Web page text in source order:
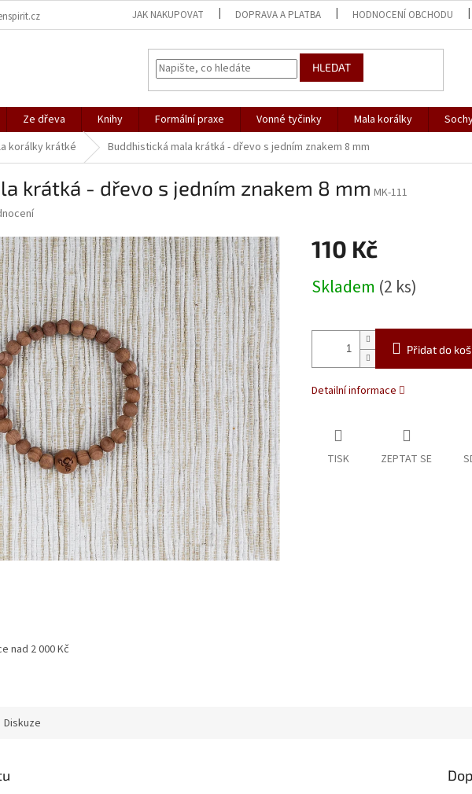
JAK NAKUPOVAT DOPRAVA A PLATBA HODNOCENÍ OBCHODU
HLEDAT
Ze dřeva Knihy Formální praxe Vonné tyčinky Mala korálky
korálky krátké Buddhistická mala krátká - dřevo s jedním znakem 8 mm
krátká - dřevo s jedním znakem 8 mm MK-111
110 Kč
cena:
Skladem (2 ks)
Přidat do
Detailní informace
TISK ZEPTAT SE
nad 2 000 Kč
Diskuze